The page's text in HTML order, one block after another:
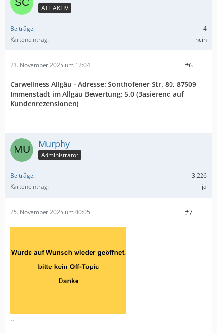
ATF AKTIV
Beiträge
4
Karteneintrag
nein
23. November 2025 um 12:04 #6
Carwellness Allgäu - Adresse: Sonthofener Str. 80, 87509
Immenstadt im Allgäu Bewertung: 5.0 (Basierend auf
Kundenrezensionen)
Murphy
Administrator
Beiträge
3.226
Karteneintrag
ja
25. November 2025 um 00:05 #7
..